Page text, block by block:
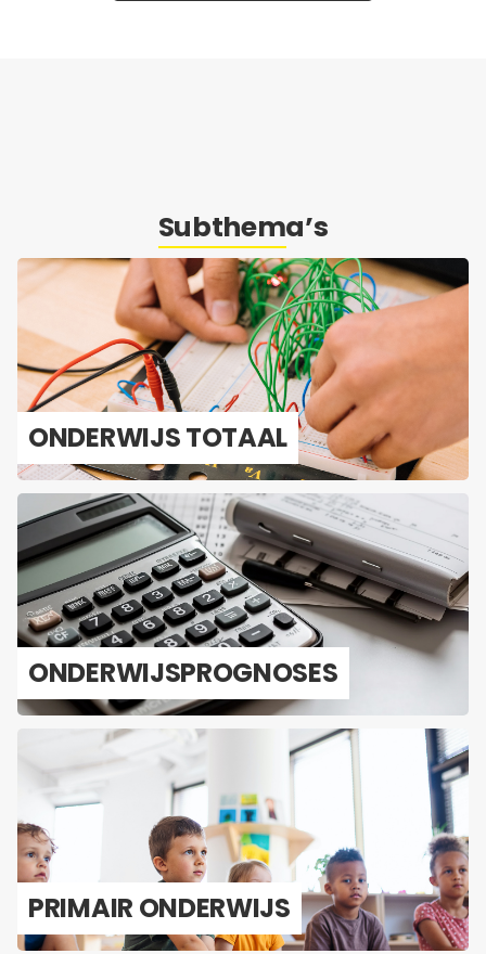
Subthema’s
ON­DER­WIJS TO­TAAL
ON­DER­WIJS­PROG­NO­SES
PRI­MAIR ON­DER­WIJS